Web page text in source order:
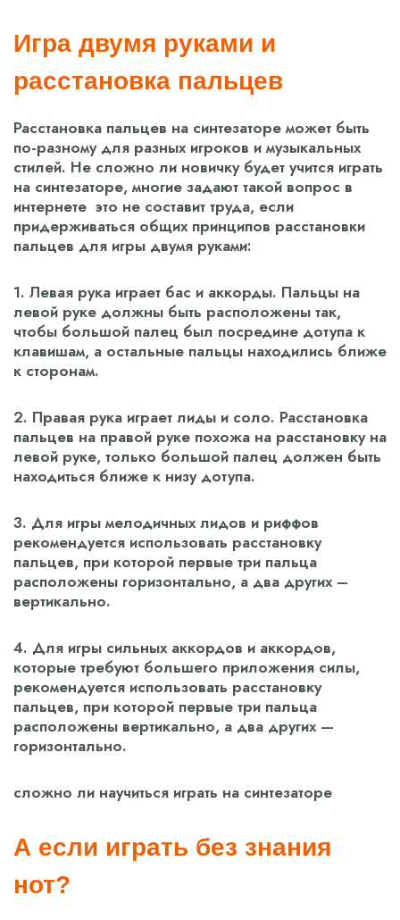
Игра двумя руками и
расстановка пальцев
Расстановка пальцев на синтезаторе может быть
по-разному для разных игроков и музыкальных
стилей. Не сложно ли новичку будет учится играть
на синтезаторе, многие задают такой вопрос в
интернете это не составит труда, если
придерживаться общих принципов расстановки
пальцев для игры двумя руками:
1. Левая рука играет бас и аккорды. Пальцы на
левой руке должны быть расположены так,
чтобы большой палец был посредине дотупа к
клавишам, а остальные пальцы находились ближе
к сторонам.
2. Правая рука играет лиды и соло. Расстановка
пальцев на правой руке похожа на расстановку на
левой руке, только большой палец должен быть
находиться ближе к низу дотупа.
3. Для игры мелодичных лидов и риффов
рекомендуется использовать расстановку
пальцев, при которой первые три пальца
расположены горизонтально, а два других –
вертикально.
4. Для игры сильных аккордов и аккордов,
которые требуют большего приложения силы,
рекомендуется использовать расстановку
пальцев, при которой первые три пальца
расположены вертикально, а два других —
горизонтально.
сложно ли научиться играть на синтезаторе
А если играть без знания
нот?